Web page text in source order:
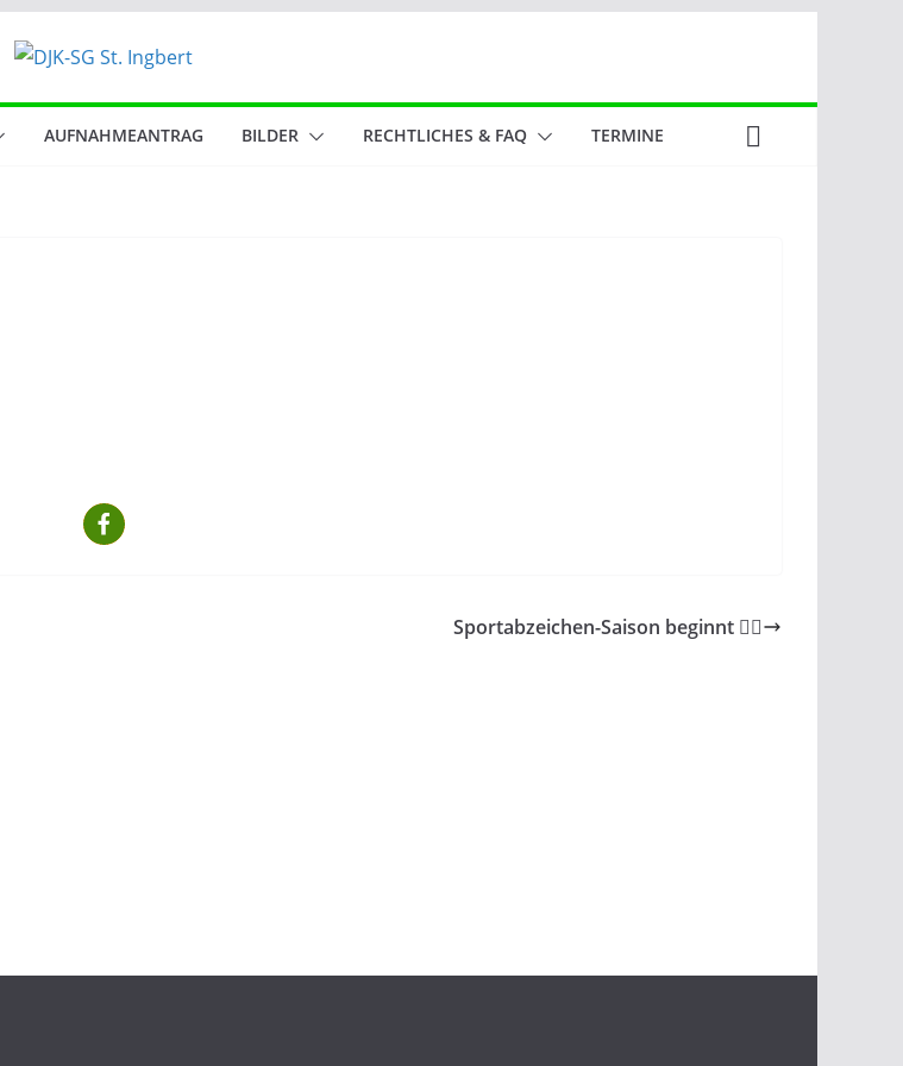
AUFNAHMEANTRAG BILDER RECHTLICHES & FAQ TERMINE
Sportabzeichen-Saison beginnt 🏃‍♀️